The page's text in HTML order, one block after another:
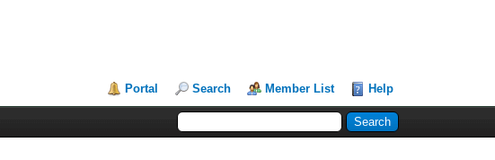
Portal Search Member List Help